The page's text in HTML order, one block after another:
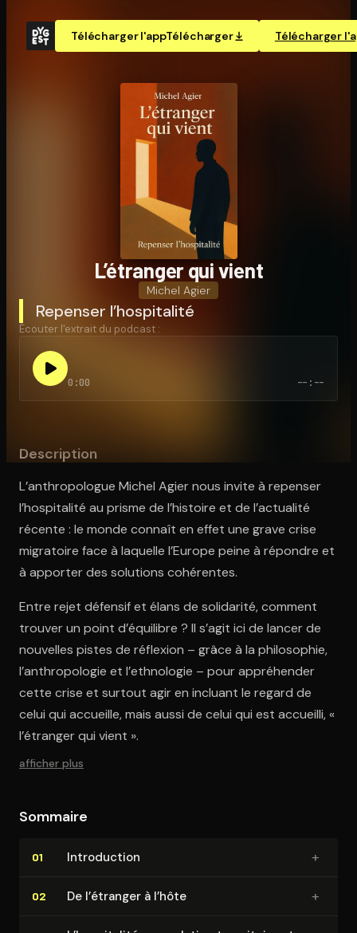
Télécharger l'appTélécharger Télécharger
L’étranger qui vient
Michel Agier
Repenser l’hospitalité
Écouter l'extrait du podcast :
0:00 --:--
Description
L’anthropologue Michel Agier nous invite à repenser
l’hospitalité au prisme de l’histoire et de l’actualité
récente : le monde connaît en effet une grave crise
migratoire face à laquelle l’Europe peine à répondre et
à apporter des solutions cohérentes.
Entre rejet défensif et élans de solidarité, comment
trouver un point d’équilibre ? Il s’agit ici de lancer de
nouvelles pistes de réflexion – grâce à la philosophie,
l’anthropologie et l’ethnologie – pour appréhender
cette crise et surtout agir en incluant le regard de
celui qui accueille, mais aussi de celui qui est accueilli, «
l’étranger qui vient ».
afficher plus
Sommaire
01 In­tro­duc­tion +
02 De l’étranger à l’hôte +